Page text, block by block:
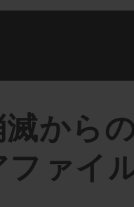
滅から
ファイ